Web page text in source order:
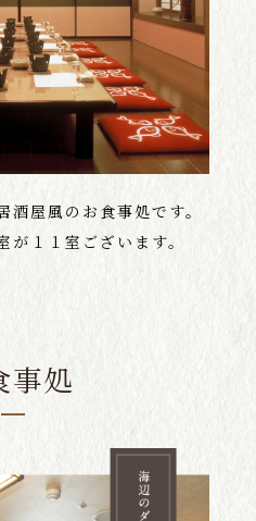
酒屋風のお食事処です。
が１１室ございます。
事処